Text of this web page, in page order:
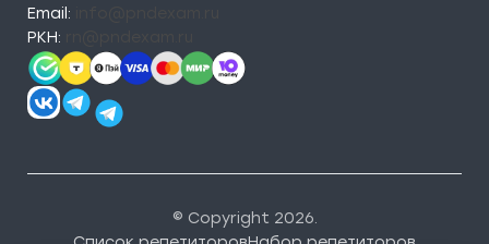
Email:
РКН:
© Copyright 2026.